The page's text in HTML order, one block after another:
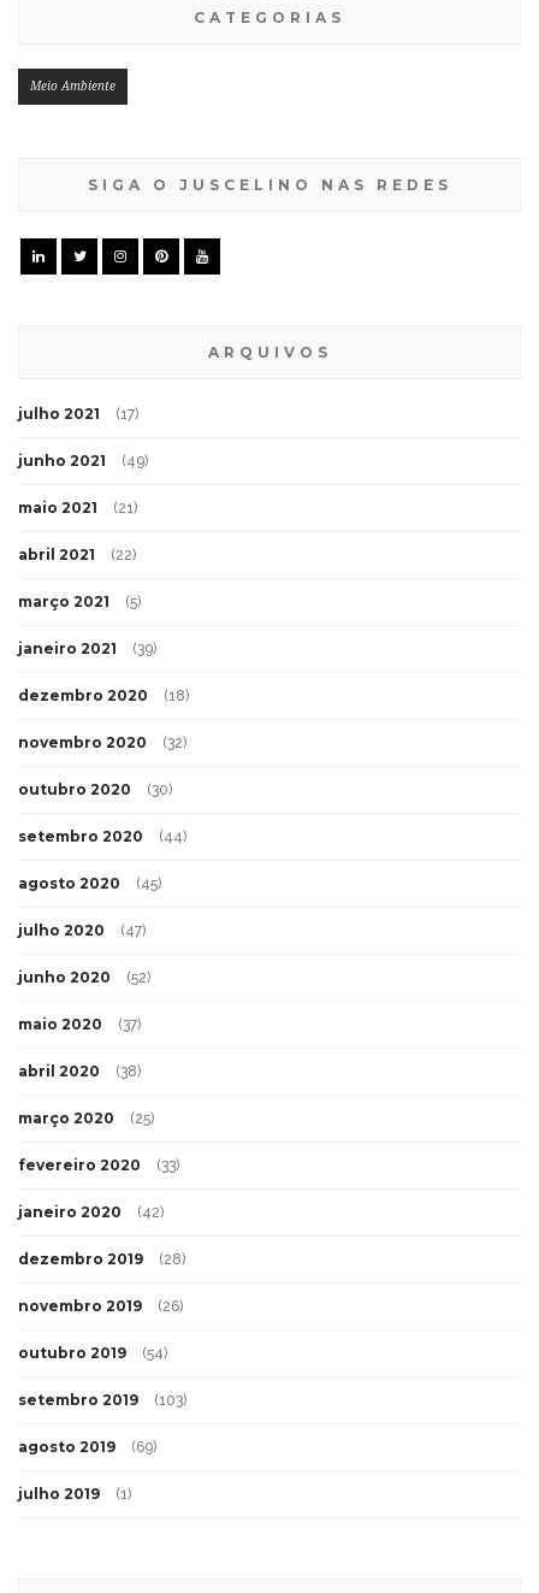
CATEGORIAS
Meio Ambiente
SIGA O JUSCELINO NAS REDES
ARQUIVOS
julho 2021 (17)
junho 2021 (49)
maio 2021 (21)
abril 2021 (22)
março 2021 (5)
janeiro 2021 (39)
dezembro 2020 (18)
novembro 2020 (32)
outubro 2020 (30)
setembro 2020 (44)
agosto 2020 (45)
julho 2020 (47)
junho 2020 (52)
maio 2020 (37)
abril 2020 (38)
março 2020 (25)
fevereiro 2020 (33)
janeiro 2020 (42)
dezembro 2019 (28)
novembro 2019 (26)
outubro 2019 (54)
setembro 2019 (103)
agosto 2019 (69)
julho 2019 (1)